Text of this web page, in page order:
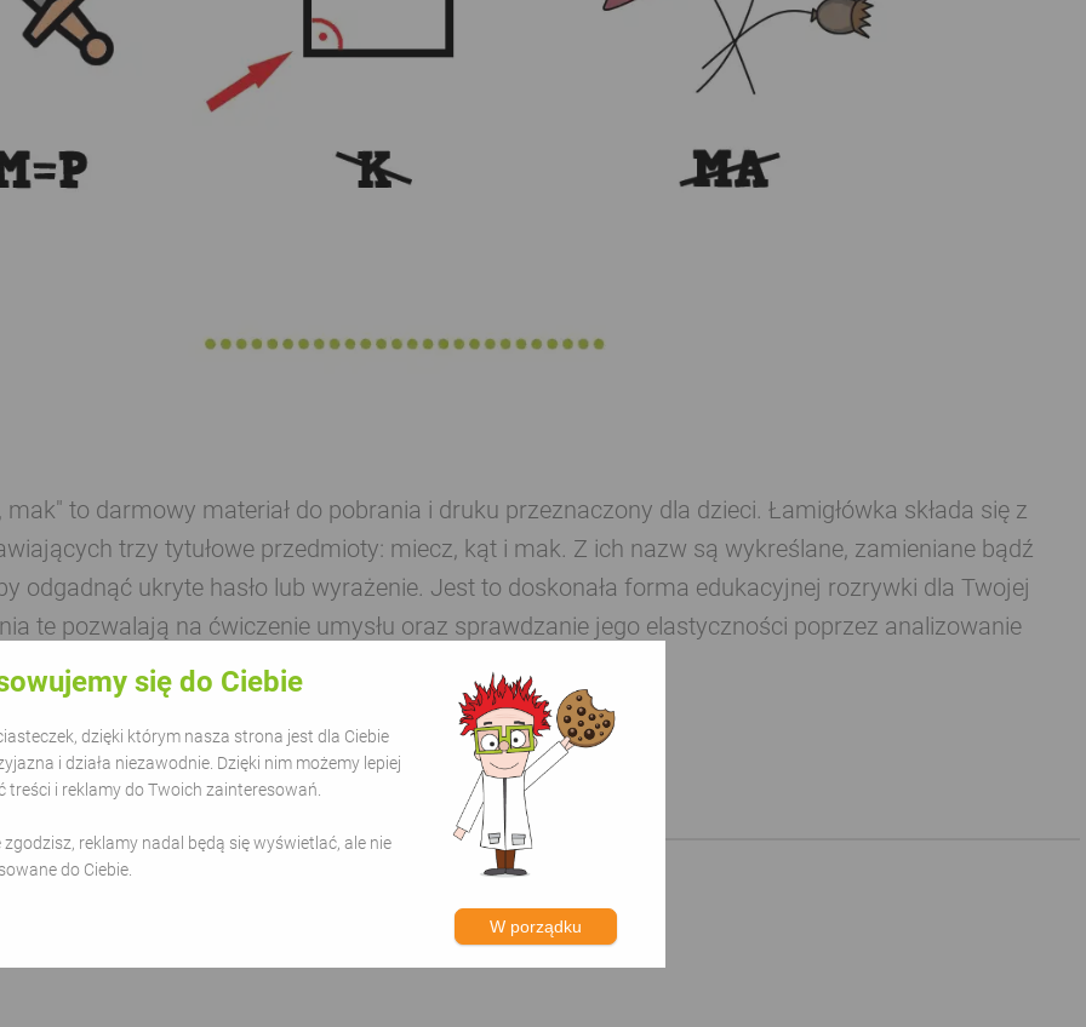
się do Ciebie
dzięki którym nasza strona jest dla Ciebie
i działa niezawodnie. Dzięki nim możemy lepiej
treści i reklamy do Twoich zainteresowań.
zgodzisz, reklamy nadal będą się wyświetlać, ale nie
do Ciebie.
W porządku
mak" to darmowy materiał do pobrania i druku przeznaczony dla dzieci. Łamigłówka składa się z
trzy tytułowe przedmioty: miecz, kąt i mak. Z ich nazw są wykreślane, zamieniane bądź
odgadnąć ukryte hasło lub wyrażenie. Jest to doskonała forma edukacyjnej rozrywki dla Twojej
te pozwalają na ćwiczenie umysłu oraz sprawdzanie jego elastyczności poprzez analizowanie
różnych wariantów liter.
dzieci #kwiaty
- Rebusy